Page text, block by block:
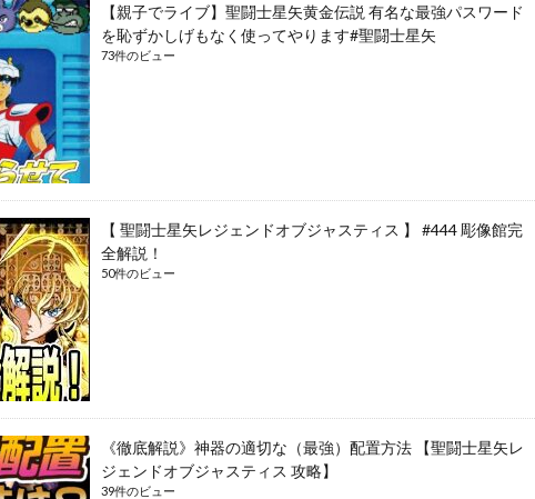
【親子でライブ】聖闘士星矢黄金伝説 有名な最強パスワード
を恥ずかしげもなく使ってやります#聖闘士星矢
73件のビュー
【 聖闘士星矢レジェンドオブジャスティス 】 #444 彫像館完
全解説！
50件のビュー
《徹底解説》神器の適切な（最強）配置方法 【聖闘士星矢レ
ジェンドオブジャスティス 攻略】
39件のビュー